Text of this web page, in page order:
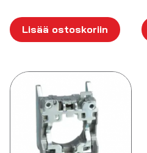
Lisää ostoskoriin